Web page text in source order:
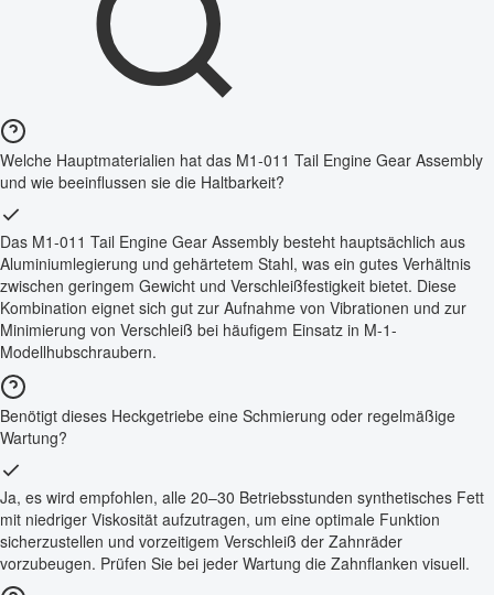
Welche Hauptmaterialien hat das M1-011 Tail Engine Gear Assembly
und wie beeinflussen sie die Haltbarkeit?
Das M1-011 Tail Engine Gear Assembly besteht hauptsächlich aus
Aluminiumlegierung und gehärtetem Stahl, was ein gutes Verhältnis
zwischen geringem Gewicht und Verschleißfestigkeit bietet. Diese
Kombination eignet sich gut zur Aufnahme von Vibrationen und zur
Minimierung von Verschleiß bei häufigem Einsatz in M-1-
Modellhubschraubern.
Benötigt dieses Heckgetriebe eine Schmierung oder regelmäßige
Wartung?
Ja, es wird empfohlen, alle 20–30 Betriebsstunden synthetisches Fett
mit niedriger Viskosität aufzutragen, um eine optimale Funktion
sicherzustellen und vorzeitigem Verschleiß der Zahnräder
vorzubeugen. Prüfen Sie bei jeder Wartung die Zahnflanken visuell.